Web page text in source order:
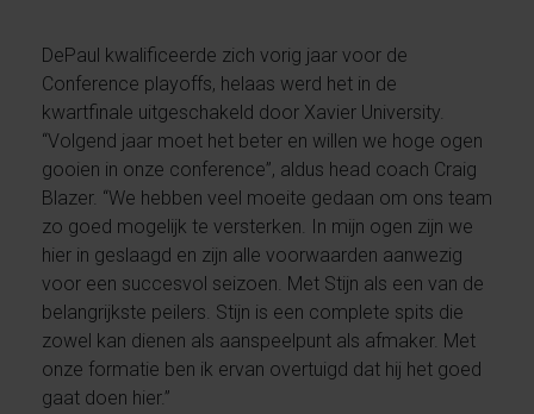
DePaul kwalificeerde zich vorig jaar voor de
Conference playoffs, helaas werd het in de
kwartfinale uitgeschakeld door Xavier University.
“Volgend jaar moet het beter en willen we hoge ogen
gooien in onze conference”, aldus head coach Craig
Blazer. “We hebben veel moeite gedaan om ons team
zo goed mogelijk te versterken. In mijn ogen zijn we
hier in geslaagd en zijn alle voorwaarden aanwezig
voor een succesvol seizoen. Met Stijn als een van de
belangrijkste peilers. Stijn is een complete spits die
zowel kan dienen als aanspeelpunt als afmaker. Met
onze formatie ben ik ervan overtuigd dat hij het goed
gaat doen hier.”